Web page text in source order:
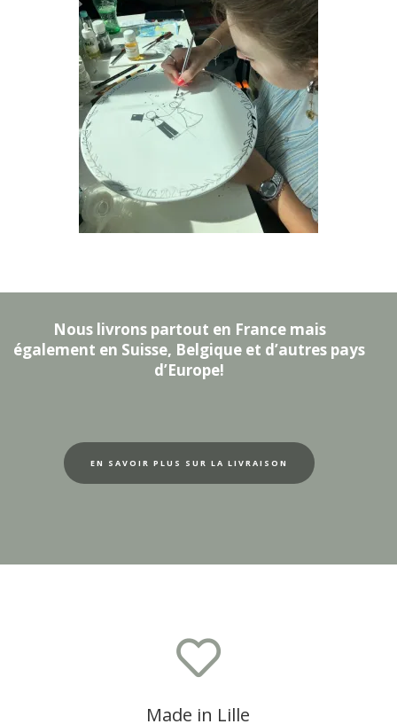
Nous livrons partout en France mais
également en Suisse, Belgique et d’autres pays
d’Europe!
EN SAVOIR PLUS SUR LA LIVRAISON

Made in Lille